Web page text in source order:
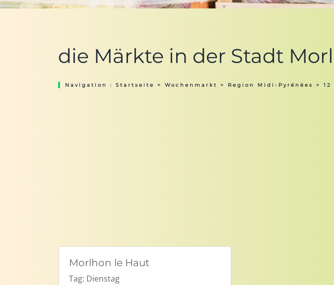
die Märkte in der Stadt
Navigation : Startseite > Wochenmarkt > Region Midi-Pyrénées >
Morlhon le Haut
Tag: Dienstag